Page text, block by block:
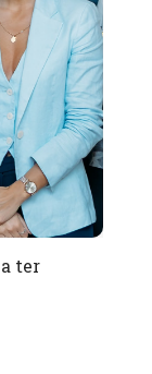
ter